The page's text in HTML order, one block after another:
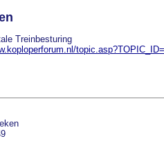
Treinbesturing